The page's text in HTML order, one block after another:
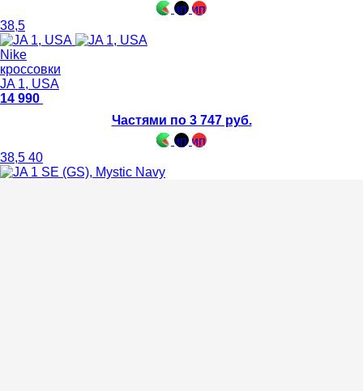
38,5
Nike
кроссовки
JA 1, USA
14 990
Частями по 3 747 руб.
38,5 40